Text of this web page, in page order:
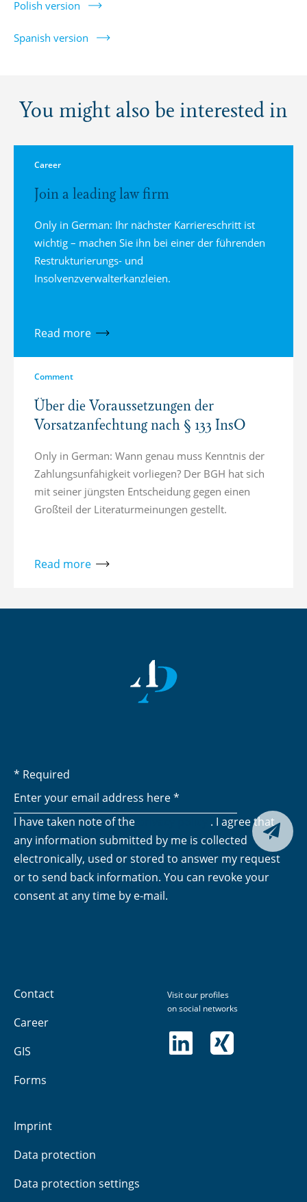
Polish version
Spanish version
You might also be interested in
Career
Join a leading law firm
Only in German: Ihr nächster Karriereschritt ist
wichtig – machen Sie ihn bei einer der führenden
Restrukturierungs- und
Insolvenzverwalterkanzleien.
Read more
Comment
Über die Voraussetzungen der
Vorsatzanfechtung nach § 133 InsO
Only in German: Wann genau muss Kenntnis der
Zahlung­s­un­fähigkeit vorliegen? Der BGH hat sich
mit seiner jüngsten Entscheidung gegen einen
Großteil der Literaturmeinungen gestellt.
Read more
* Required
I have taken note of the
. I agree that
any information submitted by me is collected
electronically, used or stored to answer my request
or to send back information. You can revoke your
consent at any time by e-mail.
Submit 
Contact
Career
GIS
Forms
Imprint
Data protection
Data protection settings
Visit our profiles
on social networks